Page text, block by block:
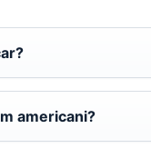
americani?